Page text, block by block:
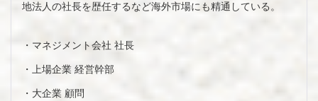
地法人の社長を歴任するなど海外市場にも精通している。
・マネジメント会社 社長
・上場企業 経営幹部
・大企業 顧問